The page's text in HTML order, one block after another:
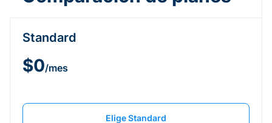
Standard
$0/mes
Elige Standard